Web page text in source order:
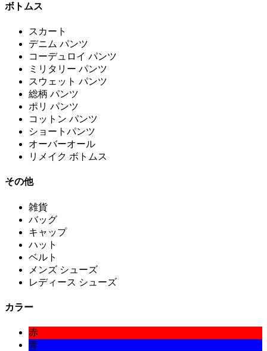
ボトムス
スカート
デニム パンツ
コーデュロイ パンツ
ミリタリー パンツ
スウェット パンツ
総柄 パンツ
ポリ パンツ
コットン パンツ
ショートパンツ
オーバーオール
リメイク ボトムス
その他
雑貨
バッグ
キャップ
ハット
ベルト
メンズ シューズ
レディース シューズ
カラー
赤
青